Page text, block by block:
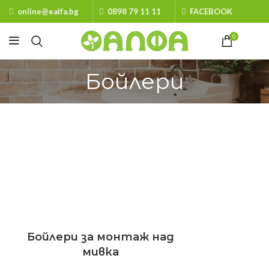
online@ealfa.bg 0898 79 11 11 FACEBOOK
0
Бойлери
Бойлери за монтаж над
мивка